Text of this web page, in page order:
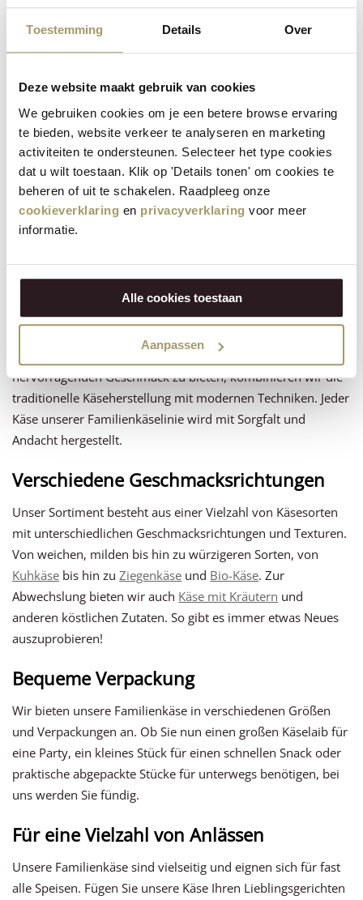
Toestemming Details Over
Deze website maakt gebruik van cookies
We gebruiken cookies om je een betere browse ervaring
te bieden, website verkeer te analyseren en marketing
activiteiten te ondersteunen. Selecteer het type cookies
dat u wilt toestaan. Klik op 'Details tonen' om cookies te
beheren of uit te schakelen. Raadpleeg onze
cookieverklaring en privacyverklaring voor meer
informatie.
Alle cookies toestaan
Aanpassen
Tremendous Truffle
von Martin Willig Bio-
Kuhkäselaib 50+
239,95€
(Inklusive Steuer)
Glorious Goat von
Henri Willig Bio-
Ziegenkäselaib 50+
259,95 €
(Inklusive Steuer)
Qualitätskäse
Bei Henri Willig steht die Qualität im Vordergrund. Unsere
Käsesorten werden aus der Milch von Kühen, Ziegen und
nachhaltig bewirtschaftet werden. Um Ihnen einen
hervorragenden Geschmack zu bieten, kombinieren wir die
traditionelle Käseherstellung mit modernen Techniken. Jeder
Käse unserer Familienkäselinie wird mit Sorgfalt und
Andacht hergestellt.
Verschiedene Geschmacksrichtungen
Unser Sortiment besteht aus einer Vielzahl von Käsesorten
mit unterschiedlichen Geschmacksrichtungen und Texturen.
Von weichen, milden bis hin zu würzigeren Sorten, von
Kuhkäse bis hin zuZiegenkäse und Bio-Käse. Zur
Abwechslung bieten wir auch Käse mit Kräutern und
anderen köstlichen Zutaten. So gibt es immer etwas Neues
auszuprobieren!
Bequeme Verpackung
Wir bieten unsere Familienkäse in verschiedenen Größen
und Verpackungen an. Ob Sie nun einen großen Käselaib für
eine Party, ein kleines Stück für einen schnellen Snack oder
praktische abgepackte Stücke für unterwegs benötigen, bei
uns werden Sie fündig.
Für eine Vielzahl von Anlässen
Unsere Familienkäse sind vielseitig und eignen sich für fast
alle Speisen. Fügen Sie unsere Käse Ihren Lieblingsgerichten